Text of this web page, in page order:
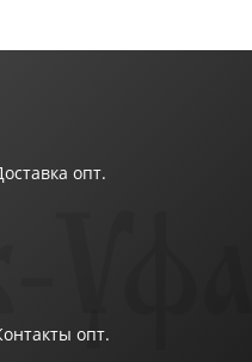
опт.
опт.